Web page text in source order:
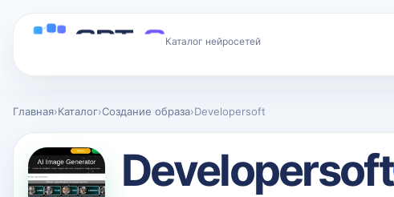
Каталог нейросетей
Главная›Каталог›Создание образа›Developersoft
Developersoft